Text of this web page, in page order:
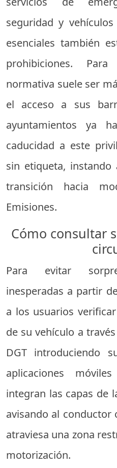
seguridad y
esenciales también
prohibiciones.
normativa suele ser
el acceso a sus
ayuntamientos ya
caducidad a este
sin etiqueta,
transición hacia
Emisiones.
Cómo consultar
Para evitar
inesperadas a partir
a los usuarios
de su vehículo a
DGT introduciendo
aplicaciones
integran las capas de
avisando al conductor
atraviesa una zona
motorización.